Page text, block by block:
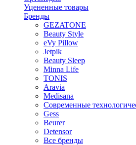
Уцененные товары
Бренды
GEZATONE
Beauty Style
eVy Pillow
Jetpik
Beauty Sleep
Minna Life
TONIS
Aravia
Medisana
Современные
Gess
Beurer
Detensor
Все бренды